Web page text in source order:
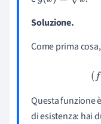
Soluzione.
Come prima
Questa funzione
di esistenza: hai